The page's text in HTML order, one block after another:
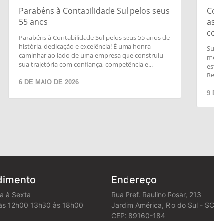
Parabéns à Contabilidade Sul pelos seus
55 anos
Parabéns à Contabilidade Sul pelos seus 55 anos de
história, dedicação e excelência! É uma honra
caminhar ao lado de uma empresa que construiu
sua trajetória com confiança, competência e...
6 DE MAIO DE 2026
9
à Sexta
12h00 13h30 às 18h00
Endereço
Rua Pref. Raulino Rosar, 213
Jardim América, Rio do Sul - SC
CEP: 89160-184